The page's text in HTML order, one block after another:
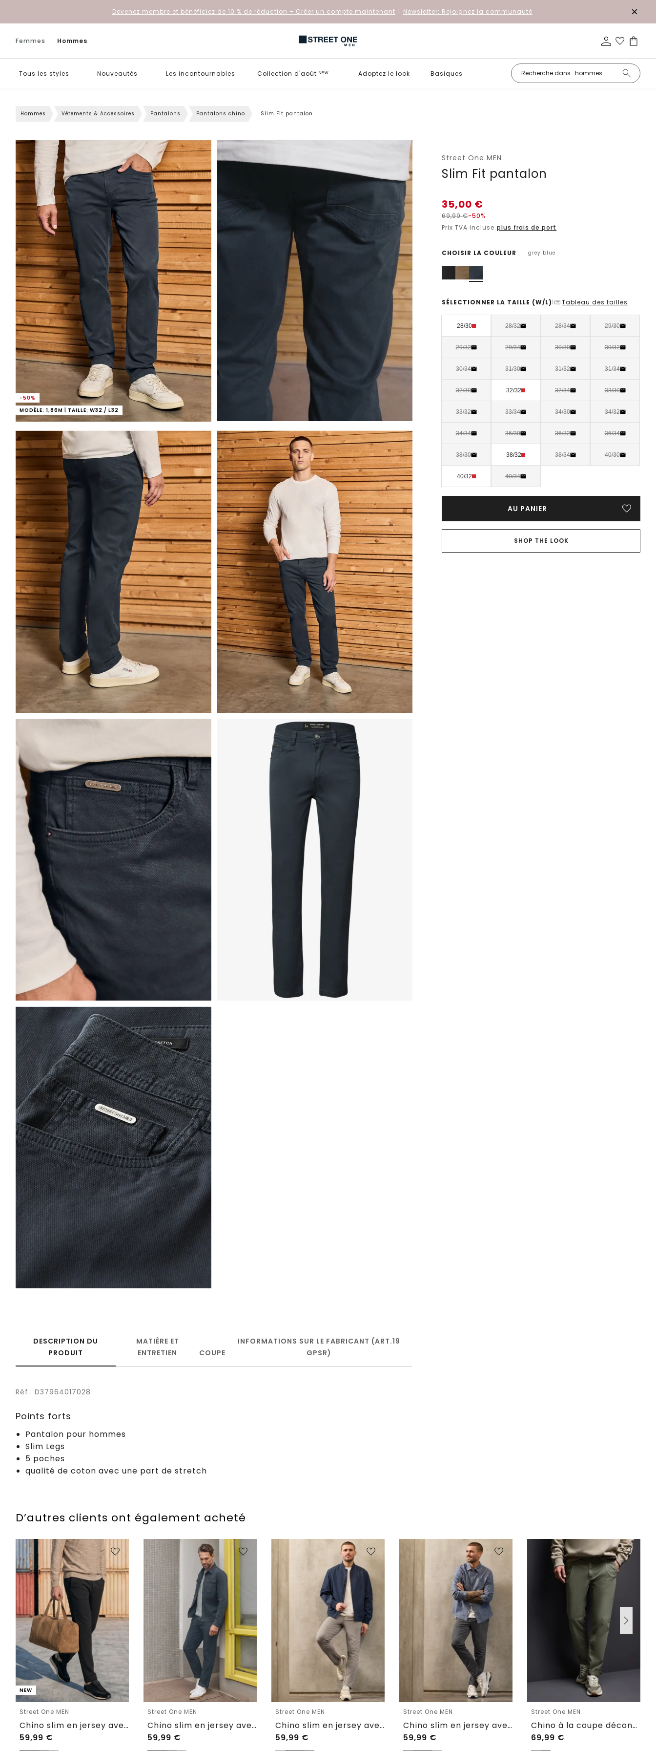
Devenez membre et bénéficiez de 10 % de réduction – Créer un compte maintenant | Newsletter: Rejoignez la communauté
Femmes Hommes
Tous les styles Nouveautés Les incontournables Collection d'août ᴺᴱᵂ Adoptez le look Basiques Petits prix
Hommes Vêtements & Accessoires Pantalons Pantalons chino Slim Fit pantalon
-50%
MODÈLE: 1,86M | TAILLE: W32 / L32
Street One MEN
Slim Fit pantalon
35,00 €
69,99€-50%
Prix TVA incluse plus frais de port
CHOISIR LA COULEUR | grey blue
SÉLECTIONNER LA TAILLE (W/L) | Tableau des tailles
28/30 28/32 28/34 29/30
29/32 29/34 30/30 30/32
30/34 31/30 31/32 31/34
32/30 32/32 32/34 33/30
33/32 33/34 34/30 34/32
34/34 36/30 36/32 36/34
38/30 38/32 38/34 40/30
40/32 40/34
AU PANIER
SHOP THE LOOK
DESCRIPTION DU
PRODUIT
MATIÈRE ET
ENTRETIEN
COUPE
INFORMATIONS SUR LE FABRICANT (ART.19
GPSR)
Réf.: D37964017028
Points forts
Pantalon pour hommes
Slim Legs
5 poches
qualité de coton avec une part de stretch
D’autres clients ont également acheté
NEW
Street One MEN
Chino slim en jersey avec ceinture confortable
59,99 €
Street One MEN
Chino slim en jersey avec ceinture confortable
59,99 €
Street One MEN
Chino slim en jersey avec ceinture confortable
59,99 €
Street One MEN
Chino slim en jersey avec ceinture confortable
59,99 €
Street One MEN
Chino à la coupe décontractée
69,99 €